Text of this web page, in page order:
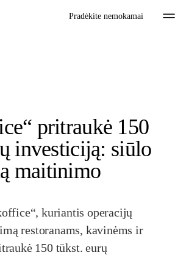
Pradėkite nemokamai
pritraukė 150
investiciją: siūlo
maitinimo
kuriantis operacijų
restoranams, kavinėms ir
150 tūkst. eurų